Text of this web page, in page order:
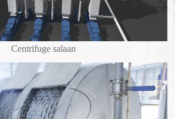
Centrifuge salaan